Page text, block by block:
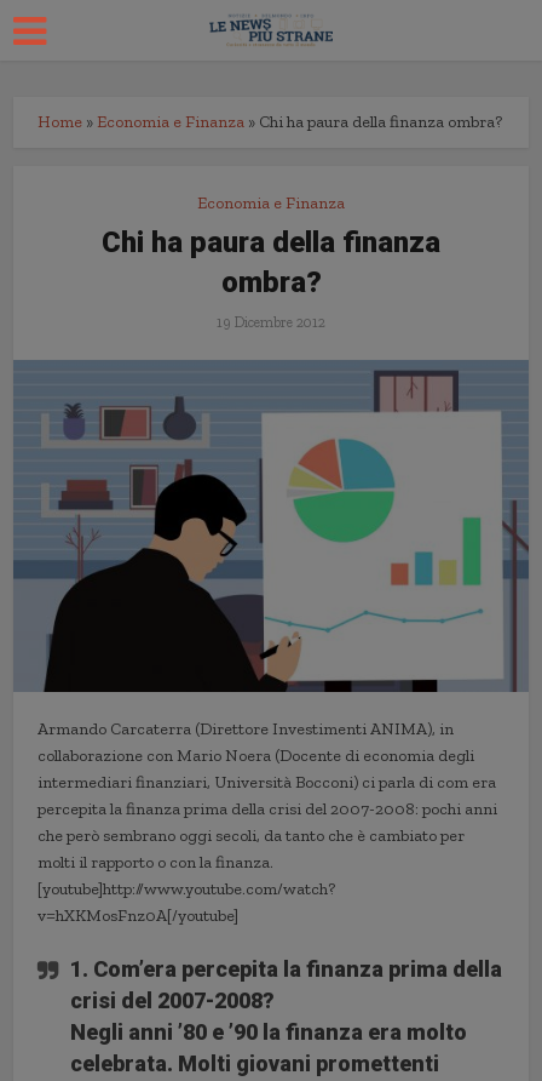
Home » Economia e Finanza » Chi ha paura della finanza ombra?
Economia e Finanza
Chi ha paura della finanza
ombra?
19 Dicembre 2012
Armando Carcaterra (Direttore Investimenti ANIMA), in
collaborazione con Mario Noera (Docente di economia degli
intermediari finanziari, Università Bocconi) ci parla di com era
percepita la finanza prima della crisi del 2007-2008: pochi anni
che però sembrano oggi secoli, da tanto che è cambiato per
molti il rapporto o con la finanza.
[youtube]http://www.youtube.com/watch?
v=hXKMosFnz0A[/youtube]
1. Com’era percepita la finanza prima della
crisi del 2007-2008?
Negli anni ’80 e ’90 la finanza era molto
celebrata. Molti giovani promettenti